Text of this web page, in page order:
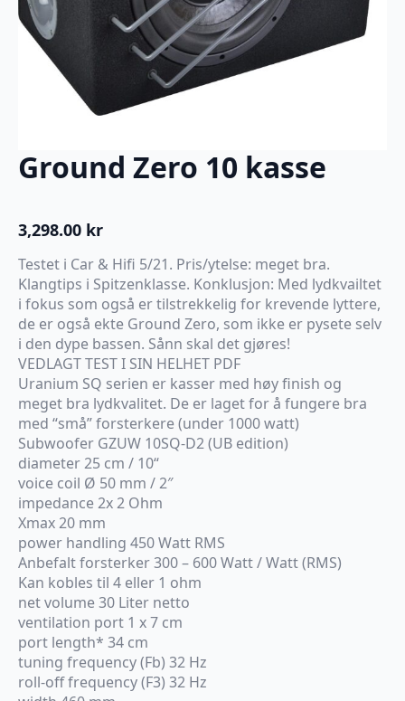
Ground Zero 10 kasse
3,298.00 kr
Testet i Car & Hifi 5/21. Pris/ytelse: meget bra.
Klangtips i Spitzenklasse. Konklusjon: Med lydkvailtet
i fokus som også er tilstrekkelig for krevende lyttere,
de er også ekte Ground Zero, som ikke er pysete selv
i den dype bassen. Sånn skal det gjøres!
VEDLAGT TEST I SIN HELHET PDF
Uranium SQ serien er kasser med høy finish og
meget bra lydkvalitet. De er laget for å fungere bra
med “små” forsterkere (under 1000 watt)
Subwoofer GZUW 10SQ-D2 (UB edition)
diameter 25 cm / 10“
voice coil Ø 50 mm / 2″
impedance 2x 2 Ohm
Xmax 20 mm
power handling 450 Watt RMS
Anbefalt forsterker 300 – 600 Watt / Watt (RMS)
Kan kobles til 4 eller 1 ohm
net volume 30 Liter netto
ventilation port 1 x 7 cm
port length* 34 cm
tuning frequency (Fb) 32 Hz
roll-off frequency (F3) 32 Hz